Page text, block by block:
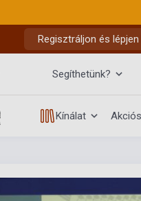
Regisztráljon és
Segíthetünk?
Kínálat